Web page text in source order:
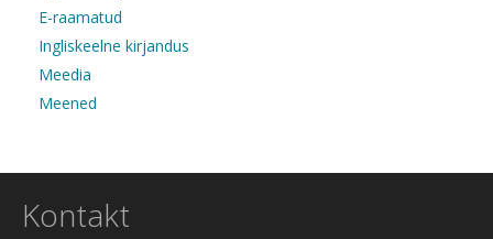
E-raamatud
Ingliskeelne kirjandus
Meedia
Meened
Kontakt